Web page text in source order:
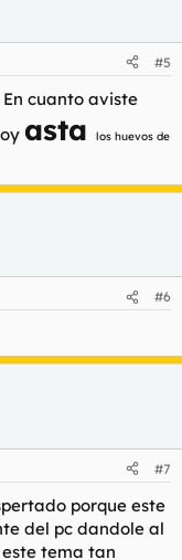
#5
cuanto aviste
asta
los huevos de
#6
#7
porque este
del pc dandole al
tema tan